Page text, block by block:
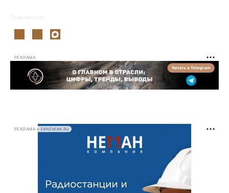
Поделиться:
РЕКЛАМА
РЕКЛАМА • SKNEMAN.RU